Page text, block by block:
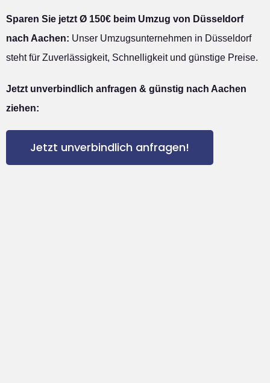
Sparen Sie jetzt Ø 150€ beim Umzug von Düsseldorf
nach Aachen: Unser Umzugsunternehmen in Düsseldorf
steht für Zuverlässigkeit, Schnelligkeit und günstige Preise.
Jetzt unverbindlich anfragen & günstig nach Aachen
ziehen:
Jetzt unverbindlich anfragen!